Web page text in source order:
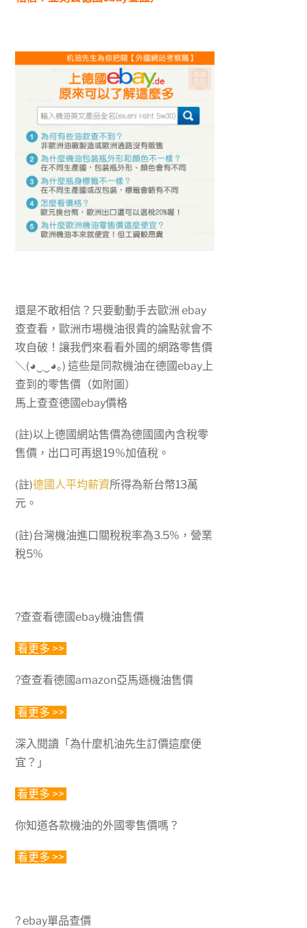
還是不敢相信？只要動動手去歐洲 ebay
查查看，歐洲市場機油很貴的論點就會不
攻自破！讓我們來看看外國的網路零售價
＼(◕‿‿◕｡) 這些是同款機油在德國ebay上
查到的零售價（如附圖）
馬上查查德國ebay價格
(註)以上德國網站售價為德國國內含稅零
售價，出口可再退19%加值稅。
(註)德國人平均薪資所得為新台幣13萬
元。
(註)台灣機油進口關稅稅率為3.5%，營業
稅5%
?查查看德國ebay機油售價
看更多 >>
?查查看德國amazon亞馬遜機油售價
看更多 >>
深入閱讀「為什麼机油先生訂價這麼便
宜？」
看更多 >>
你知道各款機油的外國零售價嗎？
看更多 >>
?ebay單品查價